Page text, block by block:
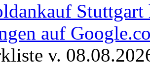
Stuttgart
auf
v.